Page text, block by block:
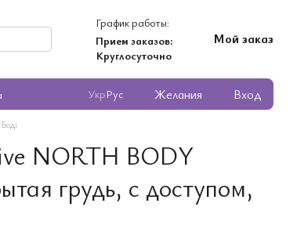
График работы:
Прием заказов:
Круглосуточно
Мой заказ
УкрРус Желания Вход
Боді
NORTH BODY
грудь, с доступом,